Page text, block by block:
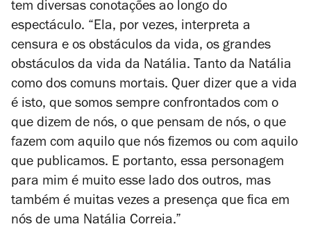
tem diversas conotações ao longo do
espectáculo. “Ela, por vezes, interpreta a
censura e os obstáculos da vida, os grandes
obstáculos da vida da Natália. Tanto da Natália
como dos comuns mortais. Quer dizer que a vida
é isto, que somos sempre confrontados com o
que dizem de nós, o que pensam de nós, o que
fazem com aquilo que nós fizemos ou com aquilo
que publicamos. E portanto, essa personagem
para mim é muito esse lado dos outros, mas
também é muitas vezes a presença que fica em
nós de uma Natália Correia.”